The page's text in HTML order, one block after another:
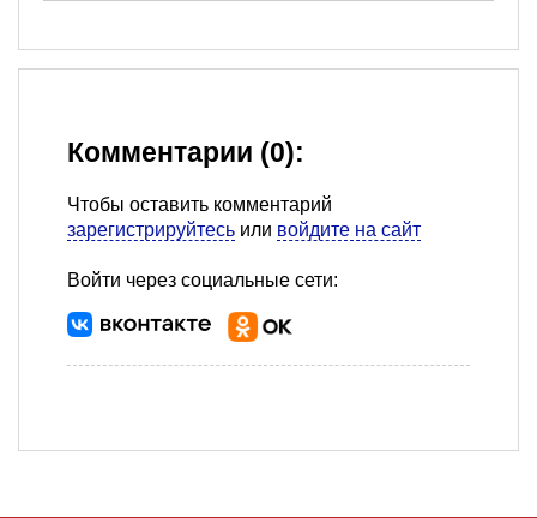
Комментарии (0):
Чтобы оставить комментарий
зарегистрируйтесь или войдите на сайт
Войти через социальные сети: